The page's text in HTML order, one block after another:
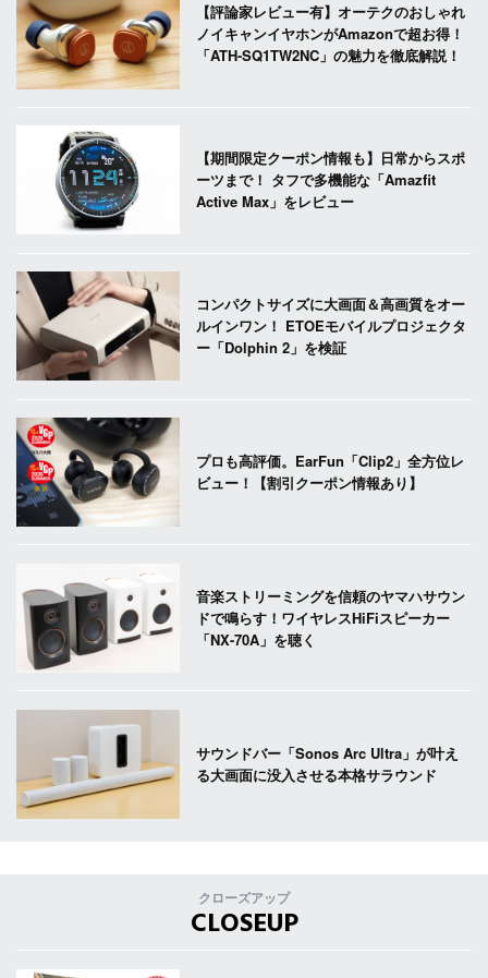
【評論家レビュー有】オーテクのおしゃれ
ノイキャンイヤホンがAmazonで超お得！
「ATH-SQ1TW2NC」の魅力を徹底解説！
【期間限定クーポン情報も】日常からスポ
ーツまで！ タフで多機能な「Amazfit
Active Max」をレビュー
コンパクトサイズに大画面＆高画質をオー
ルインワン！ ETOEモバイルプロジェクタ
ー「Dolphin 2」を検証
プロも高評価。EarFun「Clip2」全方位レ
ビュー！【割引クーポン情報あり】
音楽ストリーミングを信頼のヤマハサウン
ドで鳴らす！ワイヤレスHiFiスピーカー
「NX-70A」を聴く
サウンドバー「Sonos Arc Ultra」が叶え
る大画面に没入させる本格サラウンド
クローズアップ
CLOSEUP